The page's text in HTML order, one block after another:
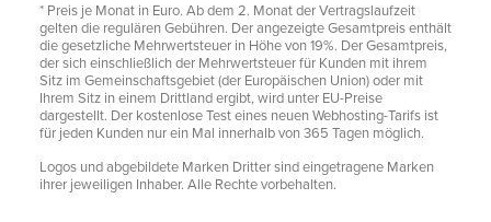
* Preis je Monat in Euro. Ab dem 2. Monat der Vertragslaufzeit
gelten die regulären Gebühren. Der angezeigte Gesamtpreis enthält
die gesetzliche Mehrwertsteuer in Höhe von 19%. Der Gesamtpreis,
der sich einschließlich der Mehrwertsteuer für Kunden mit ihrem
Sitz im Gemeinschaftsgebiet (der Europäischen Union) oder mit
Ihrem Sitz in einem Drittland ergibt, wird unter EU-Preise
dargestellt. Der kostenlose Test eines neuen Webhosting-Tarifs ist
für jeden Kunden nur ein Mal innerhalb von 365 Tagen möglich.
Logos und abgebildete Marken Dritter sind eingetragene Marken
ihrer jeweiligen Inhaber. Alle Rechte vorbehalten.